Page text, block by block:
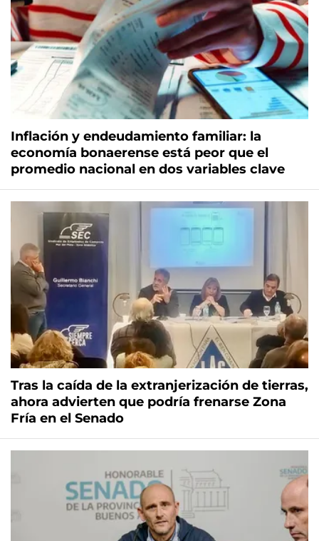
Inflación y endeudamiento familiar: la
economía bonaerense está peor que el
promedio nacional en dos variables clave
Tras la caída de la extranjerización de tierras,
ahora advierten que podría frenarse Zona
Fría en el Senado